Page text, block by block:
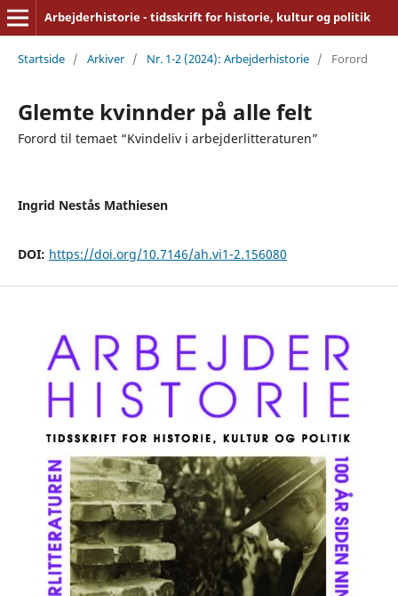
Arbejderhistorie - tidsskrift for historie, kultur og politik
Startside / Arkiver / Nr. 1-2 (2024): Arbejderhistorie / Forord
Glemte kvinnder på alle felt
Forord til temaet “Kvindeliv i arbejderlitteraturen”
Ingrid Nestås Mathiesen
DOI: https://doi.org/10.7146/ah.vi1-2.156080